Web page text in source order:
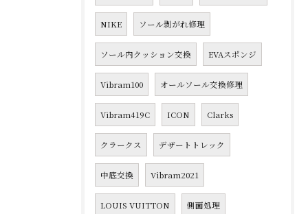
NIKE ソール剥がれ修理
ソール内クッション交換 EVAスポンジ
Vibram100 オールソール交換修理
Vibram419C ICON Clarks
クラークス デザートトレック
中底交換 Vibram2021
LOUIS VUITTON 側面処理